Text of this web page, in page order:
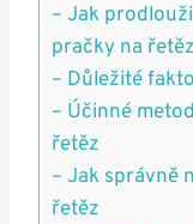
– Jak
pračky na řetěz
– Důležité
– Účinné
řetěz
– ‍Jak ‌správně
řetěz